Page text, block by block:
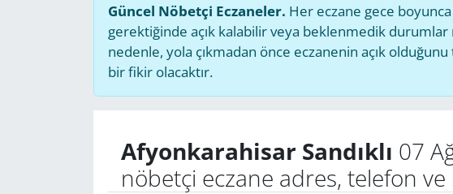
Güncel Nöbetçi Eczaneler. Her eczane gece boyunca
gerektiğinde açık kalabilir veya beklenmedik
nedenle, yola çıkmadan önce eczanenin açık
bir fikir olacaktır.
Afyonkarahisar Sandıklı 07
nöbetçi eczane adres, telefon ve